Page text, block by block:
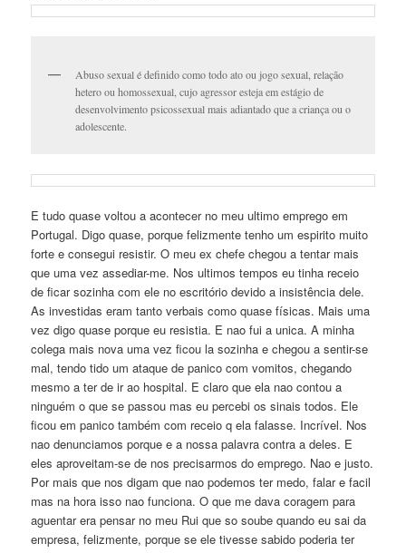
Abuso sexual é definido como todo ato ou jogo sexual, relação
hetero ou homossexual, cujo agressor esteja em estágio de
desenvolvimento psicossexual mais adiantado que a criança ou o
adolescente.
E tudo quase voltou a acontecer no meu ultimo emprego em
Portugal. Digo quase, porque felizmente tenho um espirito muito
forte e consegui resistir. O meu ex chefe chegou a tentar mais
que uma vez assediar-me. Nos ultimos tempos eu tinha receio
de ficar sozinha com ele no escritório devido a insistência dele.
As investidas eram tanto verbais como quase físicas. Mais uma
vez digo quase porque eu resistia. E nao fui a unica. A minha
colega mais nova uma vez ficou la sozinha e chegou a sentir-se
mal, tendo tido um ataque de panico com vomitos, chegando
mesmo a ter de ir ao hospital. E claro que ela nao contou a
ninguém o que se passou mas eu percebi os sinais todos. Ele
ficou em panico também com receio q ela falasse. Incrível. Nos
nao denunciamos porque e a nossa palavra contra a deles. E
eles aproveitam-se de nos precisarmos do emprego. Nao e justo.
Por mais que nos digam que nao podemos ter medo, falar e facil
mas na hora isso nao funciona. O que me dava coragem para
aguentar era pensar no meu Rui que so soube quando eu sai da
empresa, felizmente, porque se ele tivesse sabido poderia ter